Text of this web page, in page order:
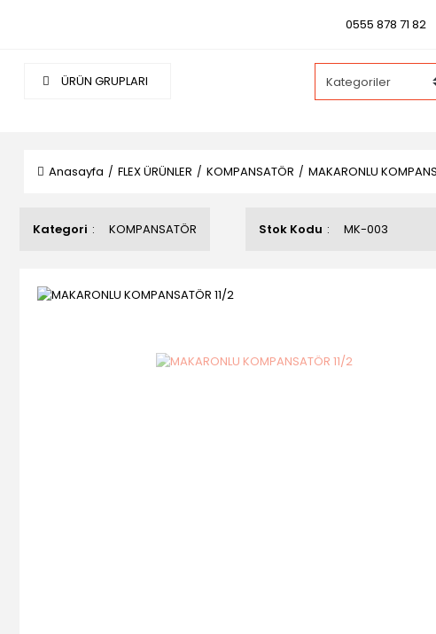
0555 878 71 82
ÜRÜN GRUPLARI
Anasayfa FLEX ÜRÜNLER KOMPANSATÖR MAKARONLU
Kategori KOMPANSATÖR Stok Kodu MK-003